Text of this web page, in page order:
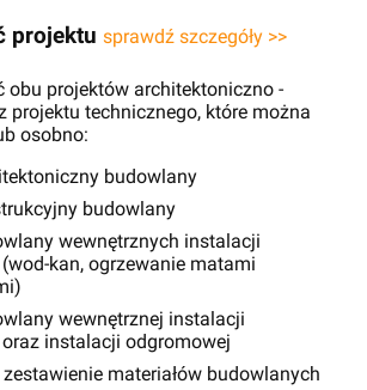
projektu sprawdź szczegóły >>
obu projektów architektoniczno -
projektu technicznego, które można
osobno:
budowlany
budowlany
wewnętrznych instalacji
kan, ogrzewanie matami
wewnętrznej instalacji
instalacji odgromowej
materiałów budowlanych